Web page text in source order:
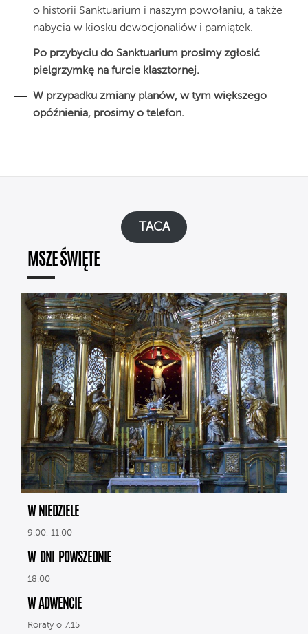
o historii Sanktuarium i naszym powołaniu, a także
nabycia w kiosku dewocjonaliów i pamiątek.
Po przybyciu do Sanktuarium prosimy zgłosić
pielgrzymkę na furcie klasztornej.
W przypadku zmiany planów, w tym większego
opóźnienia, prosimy o telefon.
TACA
MSZE ŚWIĘTE
W NIEDZIELE
9.00, 11.00
W DNI POWSZEDNIE
18.00
W ADWENCIE
Roraty o 7.15